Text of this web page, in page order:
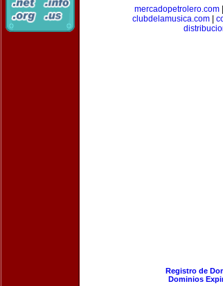
mercadopetrolero.com|
clubdelamusica.com
Registro de
Dominios